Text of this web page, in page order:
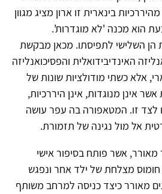
בינארית זו ארון מציג מגוון
הוא מכנה 'לא מוגדרות'.
הן השלישי לתפיסתו. מכאן מבקשת
האינדיבידואלית והפסיכואנליזה
אלא כשתי מודולציות שונות של
אינן מנוגדות, אינן היררכיות,
לצד זו. המטאפורה בה עפר עושה
אל מול נגינה של תזמורת.
אשר פותח בסיפור אישי
חומוס מצלחת של ילד אחר ונפגש
מאורר כיצד כניסה למרחב משותף